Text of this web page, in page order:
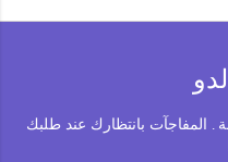
. المفاجآت بانتظارك عند طلبك